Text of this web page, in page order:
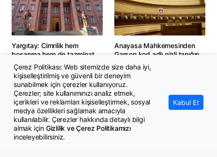
Yargıtay: Cimrilik hem
boşanma hem de tazminat
sebebi
Anayasa Mahkemesinden
Garson kod adlı gizli tanığın
kodlamasına ilişkin iki önemli
karar
Çerez Politikası: Web sitemizde size daha iyi,
kişiselleştirilmiş ve güvenli bir deneyim
sunabilmek için çerezler kullanıyoruz.
Çerezler; site kullanımınızı analiz etmek,
içerikleri ve reklamları kişiselleştirmek, sosyal
medya özellikleri sağlamak amacıyla
kullanılabilir. Çerezler hakkında detaylı bilgi
almak için Gizlilik ve Çerez Politikamızı
inceleyebilirsiniz.
Kabul Et